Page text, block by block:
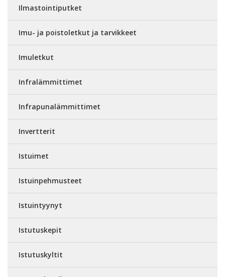
Ilmastointiputket
Imu- ja poistoletkut ja tarvikkeet
Imuletkut
Infralämmittimet
Infrapunalämmittimet
Invertterit
Istuimet
Istuinpehmusteet
Istuintyynyt
Istutuskepit
Istutuskyltit